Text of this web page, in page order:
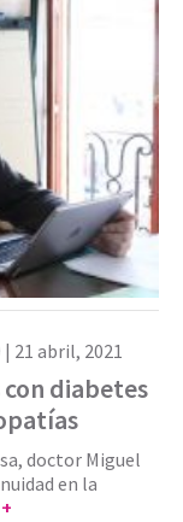
| 21 abril, 2021
diabetes
doctor Miguel
en la